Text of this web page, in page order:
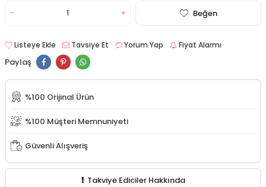
Beğen
Listeye Ekle Tavsiye Et Yorum Yap Fiyat Alarmı
Paylaş
%100 Orijinal Ürün
%100 Müşteri Memnuniyeti
Güvenli Alışveriş
Takviye Ediciler Hakkında